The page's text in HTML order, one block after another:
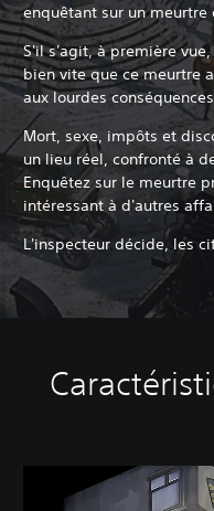
enquêtant sur un meurtre
S'il s'agit, à première
bien vite que ce meurtre
aux lourdes
Mort, sexe, impôts et
un lieu réel, confronté à
Enquêtez sur le meurtre
intéressant à d'autres
L'inspecteur décide, les